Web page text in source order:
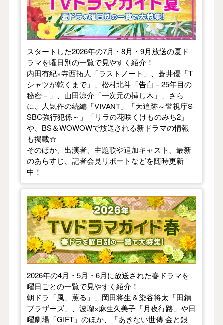
スタートした2026年の7月・8月・9月放送の夏ド
ラマを曜日別の一覧で見やすく紹介！
内田有紀×寺西拓人「ラストノート」、蒼井優「T
シャツが乾くまで」、松村北斗「告白－25年目の
秘密－」、山田涼介「一次元の挿し木」、さら
に、人気作の続編「VIVANT」「大追跡～警視庁S
SBC強行犯係～」「リラの花咲くけものみち2」
や、BS＆WOWOWで放送される新ドラマの情報
も掲載☆
そのほか、出演者、主題歌や追加キャスト、最新
のあらすじ、記者会見リポートなどを随時更新
中！
【2026年春】TVドラマガイド
2026年の4月・5月・6月に放送された春ドラマを
曜日ごとの一覧で見やすく紹介！
朝ドラ「風、薫る」、岡田将生＆染谷将太「田鎖
ブラザーズ」、波瑠×麻生久美子「月夜行路」や日
曜劇場「GIFT」のほか、「あきない世傳 金と銀